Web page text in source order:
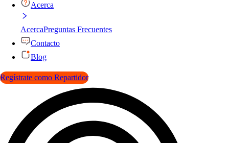
Acerca
AcercaPreguntas Frecuentes
Contacto
Blog
Regístrate como Repartidor